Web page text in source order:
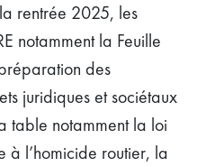
rentrée 2025, les
notamment la Feuille
des
juridiques et sociétaux
table notamment la loi
l’homicide routier, la